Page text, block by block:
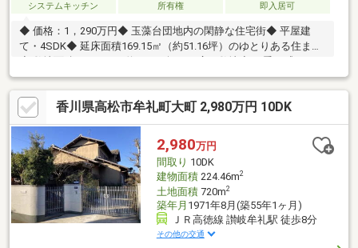
システムキッチン
所有権 即入居可
◆ 価格：1，290万円◆ 玉藻台団地内の閑静な住宅街◆ 平屋建
て・4SDK◆ 延床面積169.15㎡（約51.16坪）のゆとりある住まい
る中庭付き◆ 収納スペースが豊富で住空間もすっきり◆ 縦列駐
車3台可能◆ 家族みんなが暮らしやすいワンフロア設計◆ 趣味部
屋・書斎・収納など多目的に使える4SDK◆ 広い玄関とゆとりあ
る室内空間◆ ゆったりとしたスローライフを叶える住まい◆ 現
地見学受付中！お気軽にお問い合わせください。
香川県高松市牟礼町大町 2,980万円 10DK
2,980万円
間取り 10DK
建物面積224.46m2
土地面積720m2
築年月 1971年8月(築55年1ヶ月)
ＪＲ高徳線 讃岐牟礼駅 徒歩8分
その他の交通